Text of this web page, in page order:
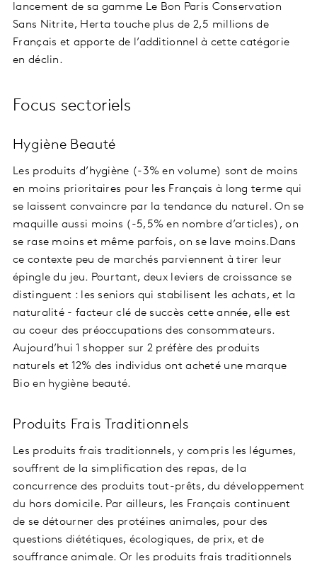
lancement de sa gamme Le Bon Paris Conservation
Sans Nitrite, Herta touche plus de 2,5 millions de
Français et apporte de l’additionnel à cette catégorie
en déclin.
Focus sectoriels
Hygiène Beauté
Les produits d’hygiène (-3% en volume) sont de moins
en moins prioritaires pour les Français à long terme qui
se laissent convaincre par la tendance du naturel. On se
maquille aussi moins (-5,5% en nombre d’articles), on
se rase moins et même parfois, on se lave moins.Dans
ce contexte peu de marchés parviennent à tirer leur
épingle du jeu. Pourtant, deux leviers de croissance se
distinguent : les seniors qui stabilisent les achats, et la
naturalité - facteur clé de succès cette année, elle est
au coeur des préoccupations des consommateurs.
Aujourd’hui 1 shopper sur 2 préfère des produits
naturels et 12% des individus ont acheté une marque
Bio en hygiène beauté.
Produits Frais Traditionnels
Les produits frais traditionnels, y compris les légumes,
souffrent de la simplification des repas, de la
concurrence des produits tout-prêts, du développement
du hors domicile. Par ailleurs, les Français continuent
de se détourner des protéines animales, pour des
questions diététiques, écologiques, de prix, et de
souffrance animale. Or les produits frais traditionnels